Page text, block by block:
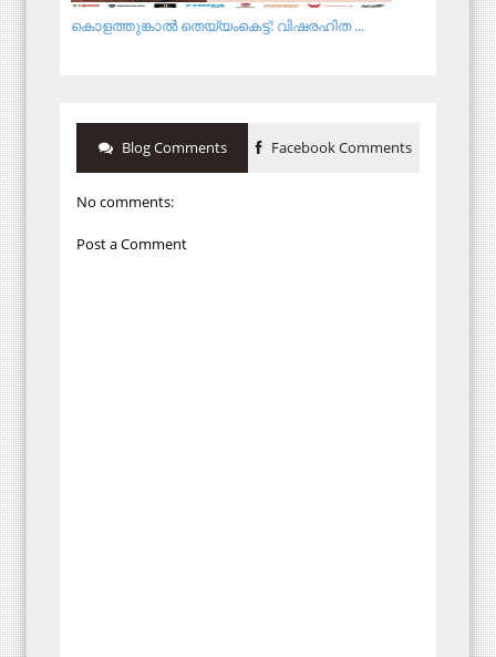
കൊളത്തുങ്കാൽ തെയ്യംകെട്ട്: വിഷരഹിത ...
Blog Comments Facebook Comments
No comments:
Post a Comment